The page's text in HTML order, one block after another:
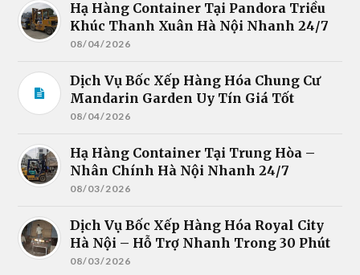
Hạ Hàng Container Tại Pandora Triều
Khúc Thanh Xuân Hà Nội Nhanh 24/7
08/04/2026
Dịch Vụ Bốc Xếp Hàng Hóa Chung Cư
Mandarin Garden Uy Tín Giá Tốt
08/04/2026
Hạ Hàng Container Tại Trung Hòa –
Nhân Chính Hà Nội Nhanh 24/7
08/03/2026
Dịch Vụ Bốc Xếp Hàng Hóa Royal City
Hà Nội – Hỗ Trợ Nhanh Trong 30 Phút
08/03/2026